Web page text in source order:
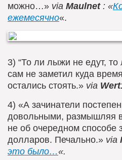
можно…» via Maulnet: «
ежемесячно«.
3) “То ли лыжи не едут,
сам не заметил куда
остались стоять.» via
4) «А зачинатели
довольными, размышляя
не об очередном способе
долларов. Печально.» via
это было…«.